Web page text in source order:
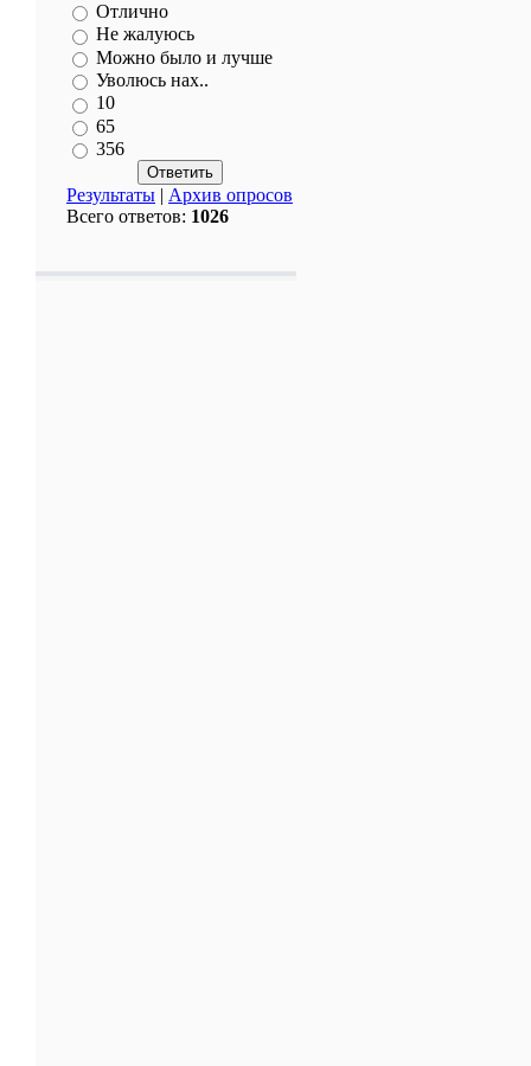
Отлично
Не жалуюсь
Можно было и лучше
Уволюсь нах..
10
65
356
Результаты | Архив опросов
Всего ответов: 1026